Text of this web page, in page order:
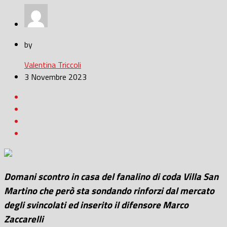
by
Valentina Triccoli
3 Novembre 2023
Domani scontro in casa del fanalino di coda Villa San
Martino che però sta sondando rinforzi dal mercato
degli svincolati ed inserito il difensore Marco
Zaccarelli